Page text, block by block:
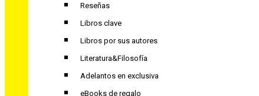
Reseñas
Libros clave
Libros por sus autores
Literatura&Filosofía
Adelantos en exclusiva
eBooks de regalo